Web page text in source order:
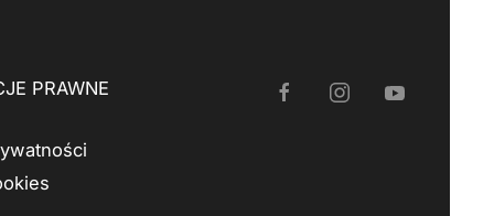
PRAWNE